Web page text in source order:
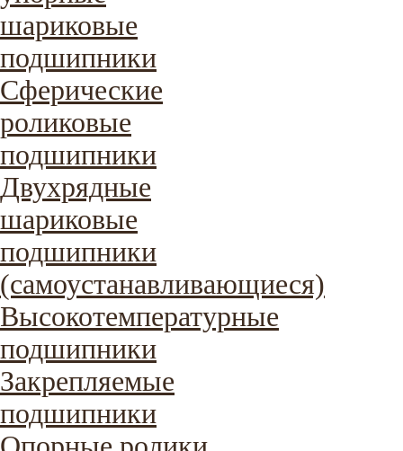
шариковые
подшипники
Сферические
роликовые
подшипники
Двухрядные
шариковые
подшипники
(самоустанавливающиеся)
Высокотемпературные
подшипники
Закрепляемые
подшипники